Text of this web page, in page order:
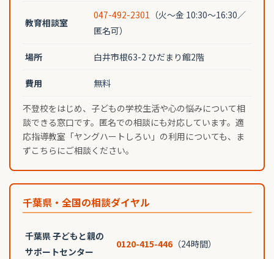
教育相談室
047-492-2301 （火〜金 10:30〜16:30／
匿名可）
場所 白井市根63-2 ひだまり館2階
費用 無料
不登校をはじめ、子どもの学校生活や心の悩みについて相
談できる窓口です。匿名での相談にも対応しています。適
応指導教室「ヤングハートしろい」の利用についても、ま
ずこちらにご相談ください。
千葉県・全国の相談ダイヤル
千葉県 子どもと親の
サポートセンター
0120-415-446 （24時間）